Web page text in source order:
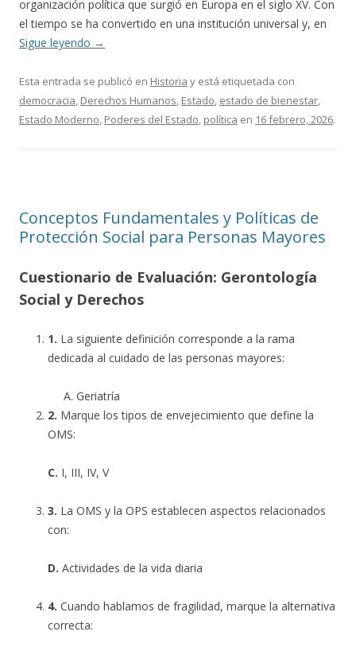
organización política que surgió en Europa en el siglo XV. Con
el tiempo se ha convertido en una institución universal y, en
Sigue leyendo →
Esta entrada se publicó en Historia y está etiquetada con
democracia, Derechos Humanos, Estado, estado de bienestar,
Estado Moderno, Poderes del Estado, política en 16 febrero, 2026.
Conceptos Fundamentales y Políticas de
Protección Social para Personas Mayores
Cuestionario de Evaluación: Gerontología
Social y Derechos
1. La siguiente definición corresponde a la rama
dedicada al cuidado de las personas mayores:
Geriatría
2. Marque los tipos de envejecimiento que define la
OMS:
C. I, III, IV, V
3. La OMS y la OPS establecen aspectos relacionados
con:
D. Actividades de la vida diaria
4. Cuando hablamos de fragilidad, marque la alternativa
correcta: